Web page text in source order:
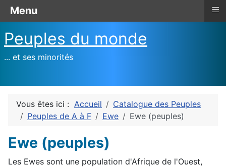
Peuples du monde
... et ses minorités
Vous êtes ici : Accueil
Catalogue des Peuples
Peuples de A à F
Ewe Ewe (peuples)
Ewe (peuples)
Les Ewes sont une population d'Afrique de l'Ouest,
Menu ≡